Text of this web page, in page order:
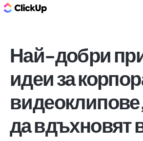
Най-добри
идеи за
да вдъхновят